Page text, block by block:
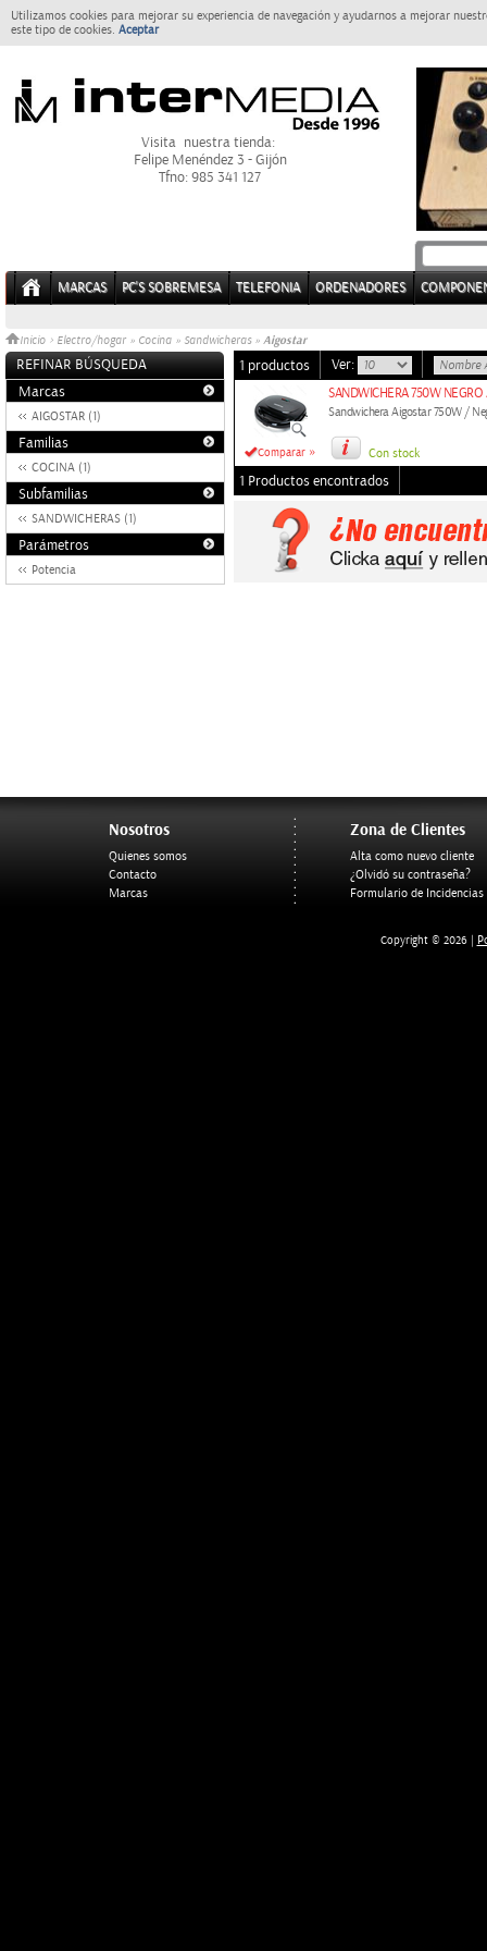
Utilizamos cookies para mejorar su experiencia de navegación y ayudarnos a mejorar
este tipo de cookies. Aceptar
Visita nuestra tienda:
Felipe Menéndez 3 - Gijón
Tfno: 985 341 127
MARCAS PC'S SOBREMESA TELEFONIA ORDENADORES
Inicio > Electro/hogar » Cocina » Sandwicheras » Aigostar
REFINAR BÚSQUEDA
Marcas
AIGOSTAR (1)
Familias
COCINA (1)
Subfamilias
SANDWICHERAS (1)
Parámetros
Potencia
1 productos Ver:
Comparar »
SANDWICHERA 750W NEGRO
Sandwichera Aigostar 750W /
Con stock
1 Productos encontrados
Nosotros
Quienes somos
Contacto
Marcas
Zona de Clientes
Alta como nuevo cliente
¿Olvidó su contraseña?
Formulario de Incidencias
Copyright © 2026 |